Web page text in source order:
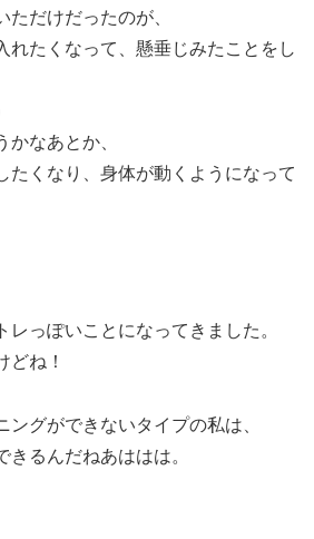
ただけだったのが、
れたくなって、懸垂じみたことをし
かなあとか、
たくなり、身体が動くようになって
レっぽいことになってきました。
どね！
ングができないタイプの私は、
るんだねあははは。